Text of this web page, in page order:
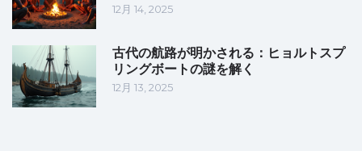
12月 14, 2025
古代の航路が明かされる：ヒョルトスプ
リングボートの謎を解く
12月 13, 2025